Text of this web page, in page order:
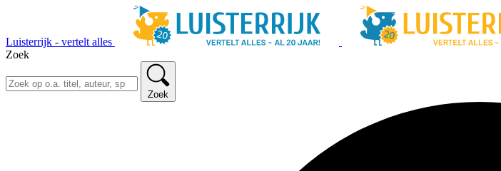
Luisterrijk - vertelt alles
Zoek
Zoek